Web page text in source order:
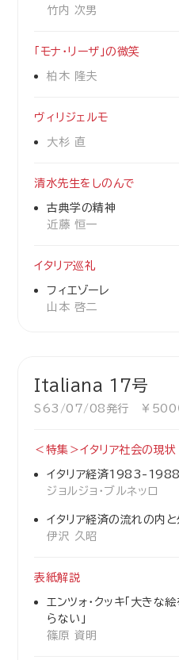
竹内 次男
「モナ・リーザ」の微笑
柏木 隆夫
ヴィリジェルモ
大杉 直
清水先生をしのんで
古典学の精神
近藤 恒一
イタリア巡礼
フィエゾーレ
山本 啓二
Italiana 17号
S63/07/08発行 ￥500（
＜特集＞イタリア社会の現状
イタリア経済1983-1988
ジョルジョ・ブルネッロ
イタリア経済の流れの内と
伊沢 久昭
表紙解説
エンツォ・クッキ「大きな
らない」
篠原 資明